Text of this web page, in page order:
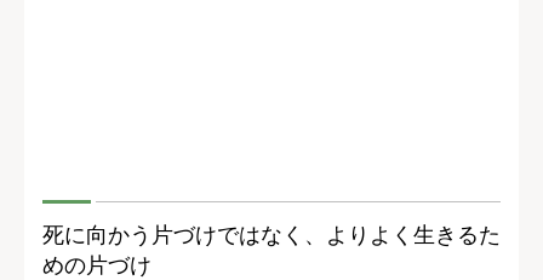
死に向かう片づけではなく、よりよく生きるた
めの片づけ